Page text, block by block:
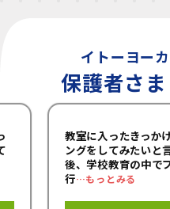
ます。それがプログ
ります。
「こうしたい」を
イトーヨー
保護者さ
教室に入ったきっか
ングをしてみたいと
後、学校教育の中で
行…もっとみる